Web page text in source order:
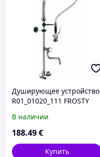
Душирующее устройство
R01_01020_111 FROSTY
В наличии
188.49€
Купить